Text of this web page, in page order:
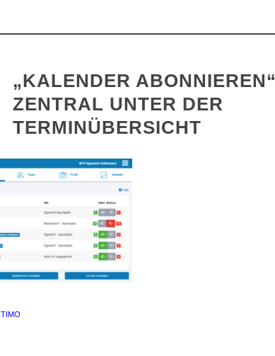
„KALENDER ABONNIEREN“
ZENTRAL UNTER DER
TERMINÜBERSICHT
TIMO